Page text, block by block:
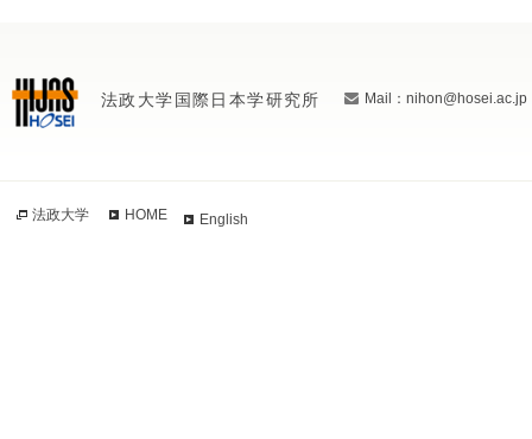
法政大学国際日本学研究所 Mail：nihon@hosei.ac.jp
法政大学 HOME English